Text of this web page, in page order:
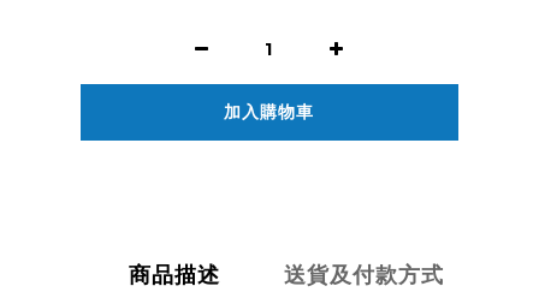
加入購物車
商品描述 送貨及付款方式